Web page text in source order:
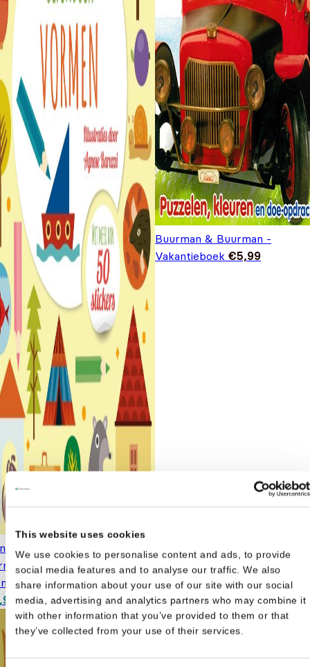
This website uses cookies
We use cookies to personalise content and ads, to provide
social media features and to analyse our traffic. We also
share information about your use of our site with our social
media, advertising and analytics partners who may combine it
with other information that you’ve provided to them or that
they’ve collected from your use of their services.
leukste oefenboek -
- De
€ 7,99
prijs was: €7,99.
Huidige prijs is: €5,99.
Buurman & Buurman -
Vakantieboek €5,99